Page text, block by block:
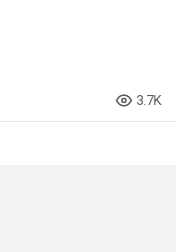
3.7K